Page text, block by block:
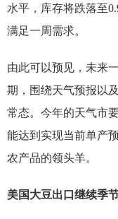
水平，库存将跌落至
满足一周需求。
由此可以预见，未来
期，围绕天气预报以
常态。今年的天气市
能达到实现当前单产
农产品的领头羊。
美国大豆出口继续季